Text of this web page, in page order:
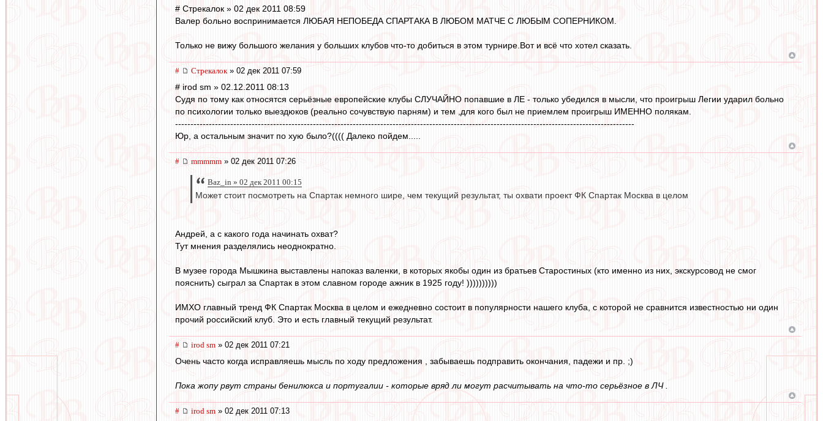
# Стрекалок » 02 дек 2011 08:59
Валер больно воспринимается ЛЮБАЯ НЕПОБЕДА СПАРТАКА В ЛЮБОМ МАТЧЕ С ЛЮБЫМ СОПЕРНИКОМ.
Только не вижу большого желания у больших клубов что-то добиться в этом турнире.Вот и всё что хотел сказать.
# Стрекалок » 02 дек 2011 07:59
# irod sm » 02.12.2011 08:13
Судя по тому как относятся серьёзные европейские клубы СЛУЧАЙНО попавшие в ЛЕ - только убедился в мысли, что проигрыш Легии ударил больно
по психологии только выездюков (реально сочувствую парням) и тем ,для кого был не приемлем проигрыш ИМЕННО полякам.
------------------------------------------------------------------------------------------------------------------------------------------------------
Юр, а остальным значит по хую было?(((( Далеко пойдем.....
# mmmmm » 02 дек 2011 07:26
Baz_in » 02 дек 2011 00:15
Может стоит посмотреть на Спартак немного шире, чем текущий результат, ты охвати проект ФК Спартак Москва в целом
Андрей, а с какого года начинать охват?
Тут мнения разделялись неоднократно.
В музее города Мышкина выставлены напоказ валенки, в которых якобы один из братьев Старостиных (кто именно из них, экскурсовод не смог
пояснить) сыграл за Спартак в этом славном городе ажник в 1925 году! ))))))))))
ИМХО главный тренд ФК Спартак Москва в целом и ежедневно состоит в популярности нашего клуба, с которой не сравнится известностью ни один
прочий российский клуб. Это и есть главный текущий результат.
# irod sm » 02 дек 2011 07:21
Очень часто когда исправляешь мысль по ходу предложения , забываешь подправить окончания, падежи и пр. ;)
Пока жопу рвут страны бенилюкса и португалии - которые вряд ли могут расчитывать на что-то серьёзное в ЛЧ .
# irod sm » 02 дек 2011 07:13